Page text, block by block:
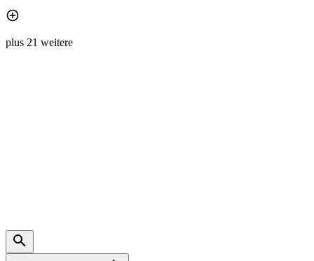
plus 21 weitere